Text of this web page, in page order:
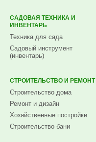
САДОВАЯ ТЕХНИКА И
ИНВЕНТАРЬ
Техника для сада
Садовый инструмент
(инвентарь)
СТРОИТЕЛЬСТВО И РЕМОНТ
Строительство дома
Ремонт и дизайн
Хозяйственные постройки
Строительство бани